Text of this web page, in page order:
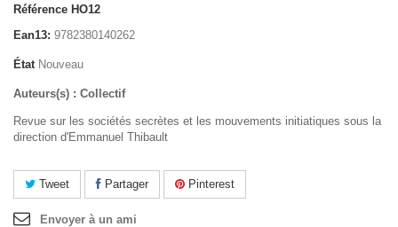
Référence HO12
Ean13: 9782380140262
État Nouveau
Auteurs(s) : Collectif
Revue sur les sociétés secrètes et les mouvements initiatiques sous la
direction d'Emmanuel Thibault
Tweet Partager Pinterest
Envoyer à un ami